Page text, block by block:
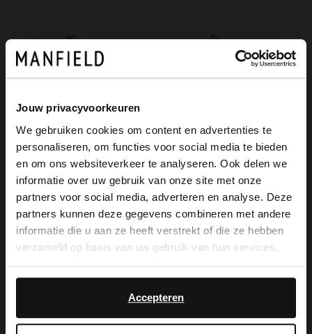
Jouw privacyvoorkeuren
We gebruiken cookies om content en advertenties te
personaliseren, om functies voor social media te bieden
en om ons websiteverkeer te analyseren. Ook delen we
informatie over uw gebruik van onze site met onze
partners voor social media, adverteren en analyse. Deze
partners kunnen deze gegevens combineren met andere
informatie die u aan ze heeft verstrekt of die ze hebben
verzameld op basis van uw gebruik van hun services.
Accepteren
No Stress
119.99
Manfield
130.00
52.00
×
View this website in English?
It looks like your language isn't Dutch. Would
you like to switch to English?
English